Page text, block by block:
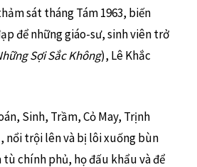
sát tháng Tám 1963, biến
để những giáo-sư, sinh viên trở
Sợi Sắc Không), Lê Khắc
Sinh, Trầm, Cỏ May, Trịnh
nổi trội lên và bị lôi xuống bùn
chính phủ, họ đấu khẩu và để